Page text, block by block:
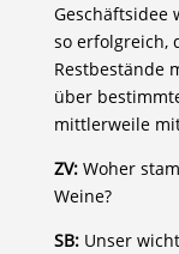
Geschäftsidee
so erfolgreich,
Restbestände
über
mittlerweile
ZV: Woher
Weine?
SB: Unser